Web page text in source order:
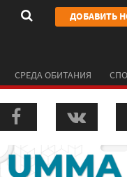
ДОБАВИТЬ
СРЕДА ОБИТАНИЯ